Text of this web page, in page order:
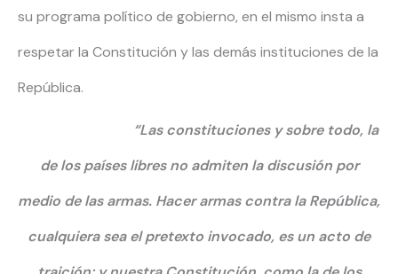
su programa político de gobierno, en el mismo insta a
respetar la Constitución y las demás instituciones de la
República.
“Las constituciones y sobre todo, la
de los países libres no admiten la discusión por
medio de las armas. Hacer armas contra la República,
cualquiera sea el pretexto invocado, es un acto de